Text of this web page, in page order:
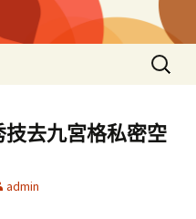
搜
尋
鍵
字:
去九宮格私密空
admin